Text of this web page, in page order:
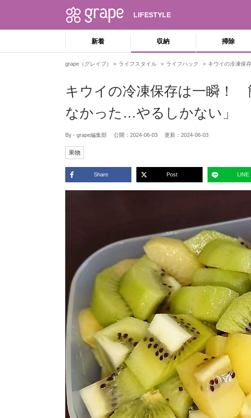
LIFESTYLE
新着 収納 掃除
grape（グレイプ） ライフスタイル ライフハック キウイの冷凍保
キウイの冷凍保存は一瞬！
なかった…やるしかない」
By - grape編集部 公開： 2024-06-03 更新： 2024-06-03
果物
Share Post LINE